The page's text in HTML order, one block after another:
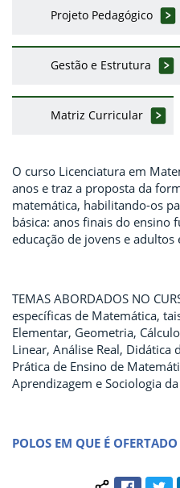
Projeto Pedagógico
Gestão e Estrutura
Matriz Curricular
O curso Licenciatura em
anos e traz a proposta da
matemática, habilitando-os
básica: anos finais do ensino
educação de jovens e adultos
TEMAS ABORDADOS NO
específicas de Matemática,
Elementar, Geometria,
Linear, Análise Real,
Prática de Ensino de
Aprendizagem e Sociologia da
POLOS EM QUE É OFERTADO
Facebook